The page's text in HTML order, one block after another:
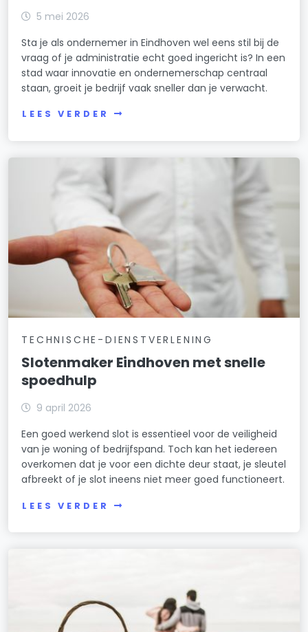
5 mei 2026
Sta je als ondernemer in Eindhoven wel eens stil bij de
vraag of je administratie echt goed ingericht is? In een
stad waar innovatie en ondernemerschap centraal
staan, groeit je bedrijf vaak sneller dan je verwacht.
LEES VERDER
TECHNISCHE-DIENSTVERLENING
Slotenmaker Eindhoven met snelle
spoedhulp
9 april 2026
Een goed werkend slot is essentieel voor de veiligheid
van je woning of bedrijfspand. Toch kan het iedereen
overkomen dat je voor een dichte deur staat, je sleutel
afbreekt of je slot ineens niet meer goed functioneert.
LEES VERDER